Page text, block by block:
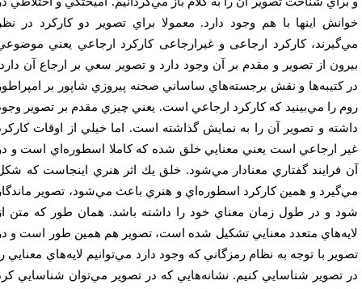
اينها با هم وجود دارد. معمولا براي تصوير دو كاركرد در نظر
کارکرد ارجاعی و غیرارجاعی كاركرد ارجاعي يعني موضوعي
از تصوير و مقدم بر آن وجود دارد و تصوير سعي بر ارجاع آن دارد.
كتيبه‌ها و نقش برجسته‌هاي ساساني صحنه پيروزي شاپور بر امپراطور
را مي‌بينيد كه كاركرد ارجاعي است. يعني چيزي مقدم بر تصوير وجود
و تصوير آن را به نمايش گذاشته است. اما خيلي از اوقات كاركرد
ارجاعي است يعني معنايي خلق شده كه كاملا اسطوره‌اي است و در
فرايند گفتاري معنادار مي‌شود. خلق يك اثر هنري اينجاست كه شكل
و همين كاركرد اسطوره‌اي و هنري باعث مي‌شود، تصوير ماندگار
و در طول زمان معناي خود را داشته باشد. همان طور كه متن از
متعدد معنايي تشكيل شده است، تصوير هم همين طور است و در
با توجه به نظام رمزگاني كه وجود دارد مي‌توانيم لايه‌هاي معنايي را
تصوير شناسايي كنيم. نشانه‌هايي كه در تصوير مي‌توان شناسايي كرد